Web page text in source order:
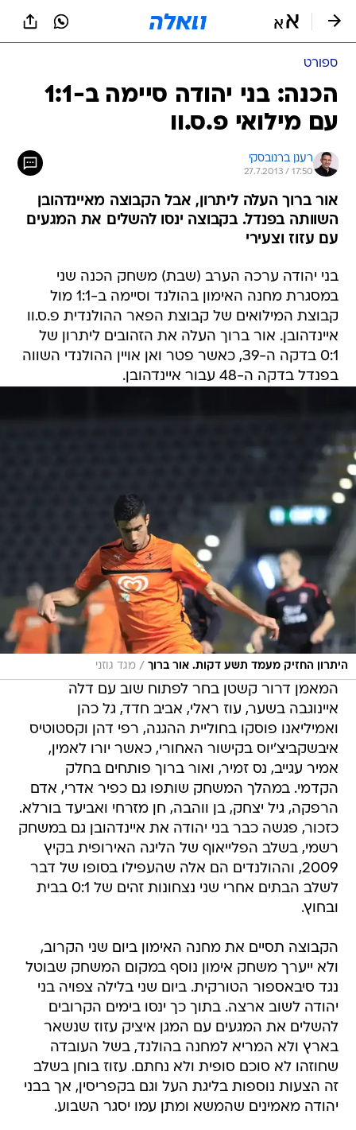
ספורט
הכנה: בני יהודה סיימה ב-1:1
עם מילואי פ.ס.וו
רענן ברנובסקי
27.7.2013 / 17:50
אור ברוך העלה ליתרון, אבל הקבוצה מאיינדהובן
השוותה בפנדל. בקבוצה ינסו להשלים את המגעים
עם עזוז וצעירי
בני יהודה ערכה הערב (שבת) משחק הכנה שני
במסגרת מחנה האימון בהולנד וסיימה ב-1:1 מול
קבוצת המילואים של קבוצת הפאר ההולנדית פ.ס.וו
איינדהובן. אור ברוך העלה את הזהובים ליתרון של
0:1 בדקה ה-39, כאשר פטר ואן אויין ההולנדי השווה
בפנדל בדקה ה-48 עבור איינדהובן.
היתרון החזיק מעמד תשע דקות. אור ברוך / מגד גוזני
המאמן דרור קשטן בחר לפתוח שוב עם דלה
איינוגבה בשער, עוז ראלי, אביב חדד, גל כהן
ואמיליאנו פוסקו בחוליית ההגנה, רפי דהן וקסטוטיס
איבשקביצ'יוס בקישור האחורי, כאשר יורו לאמין,
אמיר עגייב, נס זמיר, ואור ברוך פותחים בחלק
הקדמי. במהלך המשחק שותפו גם כפיר אדרי, אדם
הרפקה, גיל יצחק, בן ווהבה, חן מזרחי ואביעד בורלא.
כזכור, פגשה כבר בני יהודה את איינדהובן גם במשחק
רשמי, בשלב הפלייאוף של הליגה האירופית בקיץ
2009, וההולנדים הם אלה שהעפילו בסופו של דבר
לשלב הבתים אחרי שני נצחונות זהים של 0:1 בבית
ובחוץ.
הקבוצה תסיים את מחנה האימון ביום שני הקרוב,
ולא ייערך משחק אימון נוסף במקום המשחק שבוטל
נגד סיבאספור הטורקית. ביום שני בלילה צפויה בני
יהודה לשוב ארצה. בתוך כך ינסו בימים הקרובים
להשלים את המגעים עם המגן איציק עזוז שנשאר
בארץ ולא המריא למחנה בהולנד, בשל העובדה
שחוזהו לא סוכם סופית ולא נחתם. עזוז בוחן בשלב
זה הצעות נוספות בליגת העל וגם בקפריסין, אך בבני
יהודה מאמינים שהמשא ומתן עמו יסגר השבוע.